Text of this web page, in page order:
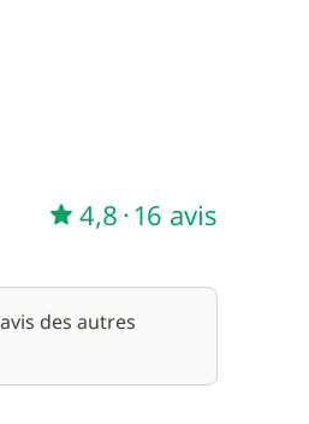
4,8 ·16 avis
des autres